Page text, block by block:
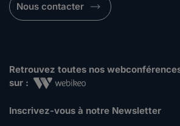
Nous contacter
Retrouvez toutes nos
sur :
Inscrivez-vous à notre Newsletter